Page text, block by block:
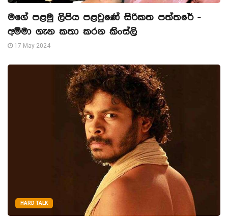
මගේ පළමු ලිපිය පළවුණේ සිරිකත පත්තරේ -
අම්මා ගැන කතා කරන කිංස්ලි
17 May 2024
HARD TALK